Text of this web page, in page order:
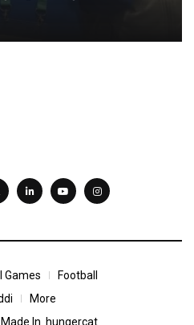
Games
Football
More
In hungercat